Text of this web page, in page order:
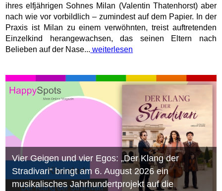
ihres elfjährigen Sohnes Milan (Valentin Thatenhorst) aber
nach wie vor vorbildlich – zumindest auf dem Papier. In der
Praxis ist Milan zu einem verwöhnten, treist auftretenden
Einzelkind herangewachsen, das seinen Eltern nach
Belieben auf der Nase... weiterlesen
Vier Geigen und vier Egos: „Der Klang der
Stradivari“ bringt am 6. August 2026 ein
musikalisches Jahrhundertprojekt auf die